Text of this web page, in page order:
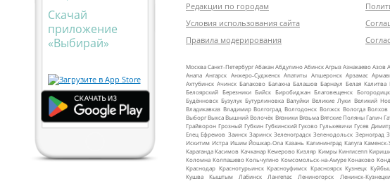
Скачай
приложение
«Выбирай»
Редакции по городам
Условия использования сайта
Правила модерирования
МоскваСанкт‑ПетербургАбаканАбдулиноАбинскАгрызАзнакаевоАзов
Анапа Ангарск Анжеро‑Судженск Апатиты Апшеронск Арзамас
Ахтубинск Ачинск Балаково Балахна Балашов Барнаул Белая Калитва
Белоярский Березники Бийск Биробиджан Благовещенск Богородицк
Будённовск Бузулук Бутурлиновка Валуйки Великие Луки Великий
Владикавказ Владимир Волгоград Волгодонск Волжск Вологда Волхов
ВыборгВыкса Вышний Волочёк Вязники Вязьма Вятские Поляны Галич
Грайворон Грозный Губкин Губкинский Гуково Гулькевичи Гусев
Елец Ефремов Заинск Заринск Зеленоградск Зеленодольск Зерноград
Искитим Истра Ишим Йошкар‑Ола Казань Калининград Калуга
Караганда Касимов Качканар Кемерово Кизляр Кимры Кингисепп
Коломна Колпашево Кольчугино Комсомольск‑на‑Амуре Конаково
Краснодар Краснотурьинск Красноуфимск Красноярск Кузнецк
Кушва
Кыштым Лабинск Лангепас Лениногорск